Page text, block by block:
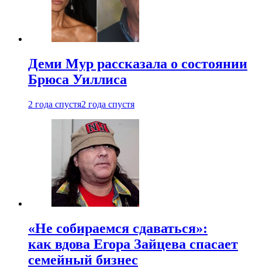
Деми Мур рассказала о состоянии
Брюса Уиллиса
2 года спустя2 года спустя
«Не собираемся сдаваться»:
как вдова Егора Зайцева спасает
семейный бизнес